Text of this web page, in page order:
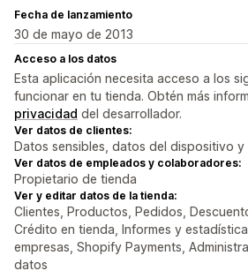
Fecha de lanzamiento
30 de mayo de 2013
Acceso a los datos
Esta aplicación necesita acceso a los
funcionar en tu tienda. Obtén más
privacidad del desarrollador.
Ver datos de clientes:
Datos sensibles, datos del dispositivo
Ver datos de empleados y colaboradores:
Propietario de tienda
Ver y editar datos de la tienda:
Clientes, Productos, Pedidos,
Crédito en tienda, Informes y
empresas, Shopify Payments,
datos